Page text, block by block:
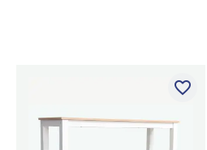
favorite_border